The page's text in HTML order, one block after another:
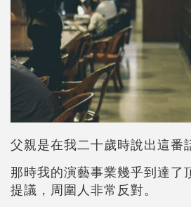
父親是在我二十歲時說出這番
那時我的演藝事業幾乎到達了
提議，周圍人非常反對。